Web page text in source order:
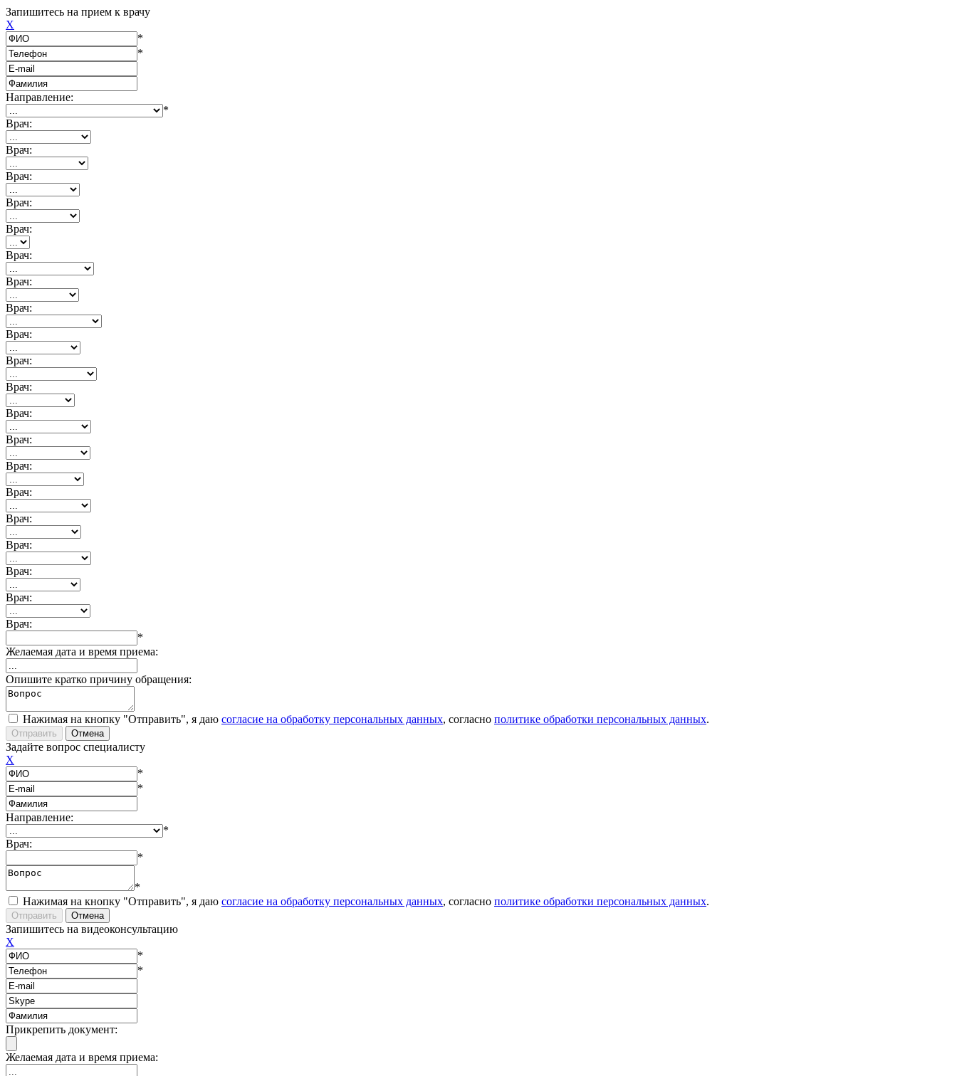
Запишитесь на прием к врачу
X
*
*
Направление:
*
Врач:
Врач:
Врач:
Врач:
Врач:
Врач:
Врач:
Врач:
Врач:
Врач:
Врач:
Врач:
Врач:
Врач:
Врач:
Врач:
Врач:
Врач:
Врач:
Врач:
*
Желаемая дата и время приема:
Опишите кратко причину обращения:
Нажимая на кнопку "Отправить", я даю согласие на обработку персональных данных, согласно политике обработки персональных данных.
Задайте вопрос специалисту
X
*
*
Направление:
*
Врач:
*
*
Нажимая на кнопку "Отправить", я даю согласие на обработку персональных данных, согласно политике обработки персональных данных.
Запишитесь на видеоконсультацию
X
*
*
Прикрепить документ:
Желаемая дата и время приема: